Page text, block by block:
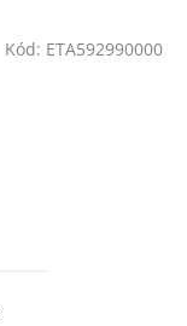
Kód: ETA592990000